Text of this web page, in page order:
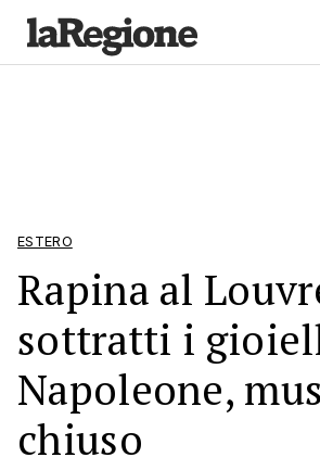
ESTERO
Rapina al
sottratti i
Napoleone,
chiuso